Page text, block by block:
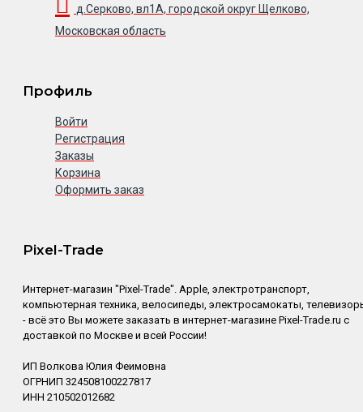
д.Серково, вл1А, городской округ Щелково,
Московская область
Профиль
Войти
Регистрация
Заказы
Корзина
Оформить заказ
Pixel-Trade
Интернет-магазин "Pixel-Trade". Apple, электротранспорт,
компьютерная техника, велосипеды, электросамокаты,
- всё это Вы можете заказать в интернет-магазине Pixel-Trade.ru с
доставкой по Москве и всей России!
ИП Волкова Юлия Феимовна
ОГРНИП 324508100227817
ИНН 210502012682